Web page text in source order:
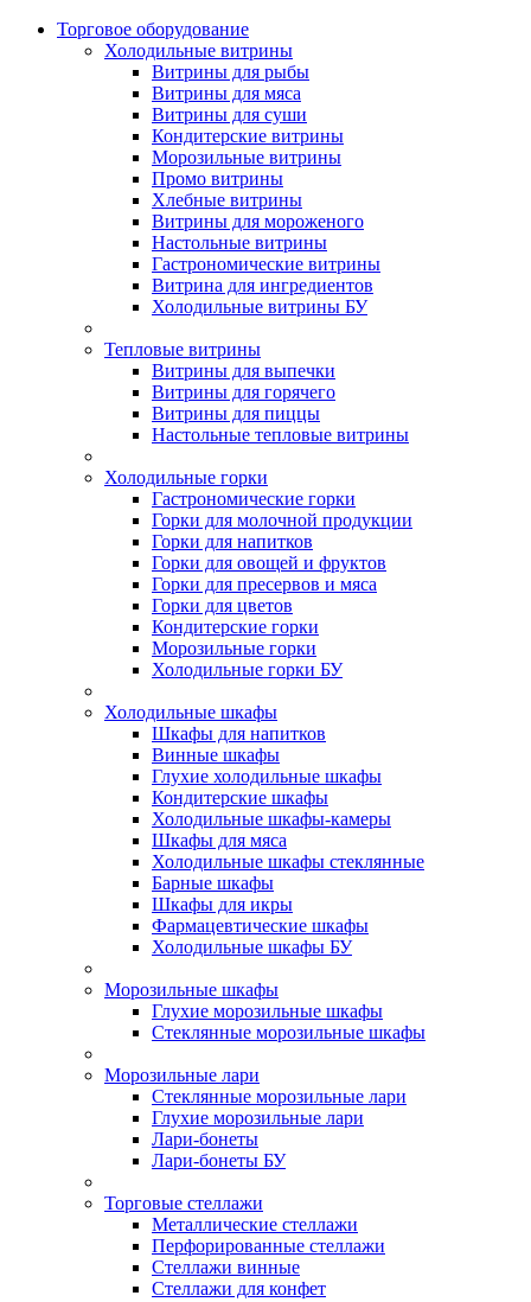
Торговое оборудованиe
Холодильные витрины
Витрины для рыбы
Витрины для мяса
Витрины для суши
Кондитерские витрины
Морозильные витрины
Промо витрины
Хлебные витрины
Витрины для мороженого
Настольные витрины
Гастрономические витрины
Витрина для ингредиентов
Холодильные витрины БУ
Тепловые витрины
Витрины для выпечки
Витрины для горячего
Витрины для пиццы
Настольные тепловые витрины
Холодильные горки
Гастрономические горки
Горки для молочной продукции
Горки для напитков
Горки для овощей и фруктов
Горки для пресервов и мяса
Горки для цветов
Кондитерские горки
Морозильные горки
Холодильные горки БУ
Холодильные шкафы
Шкафы для напитков
Винные шкафы
Глухие холодильные шкафы
Кондитерские шкафы
Холодильные шкафы-камеры
Шкафы для мяса
Холодильные шкафы стеклянные
Барные шкафы
Шкафы для икры
Фармацевтические шкафы
Холодильные шкафы БУ
Морозильные шкафы
Глухие морозильные шкафы
Стеклянные морозильные шкафы
Морозильные лари
Стеклянные морозильные лари
Глухие морозильные лари
Лари-бонеты
Лари-бонеты БУ
Торговые стеллажи
Металлические стеллажи
Перфорированные стеллажи
Стеллажи винные
Стеллажи для конфет